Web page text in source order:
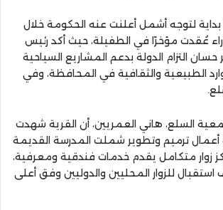
لتوجه أشمل أعلنت عنه الحكومة خلال
عُقدت مؤخرًا في الطفيلة، حيث أكد رئيس
حسان التزام الدولة بدعم المشاريع السياحية
الطبيعية والثقافية في المحافظة، وفي
السلع، هاني العمريين، أن القرية شهدت
أعمال ترميم وتطوير شملت المدرسة القديمة
زوار متكامل يقدم خدمات فندقية ومعرفية،
استقبال للزوار المحليين والدوليين وفق أعلى